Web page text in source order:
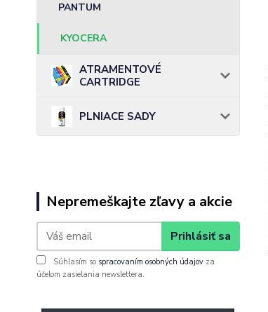
PANTUM
KYOCERA
ATRAMENTOVÉ
CARTRIDGE
PLNIACE SADY
Nepremeškajte zľavy a akcie
Prihlásiť sa
Súhlasím so spracovaním osobných údajov za
účelom zasielania newslettera.